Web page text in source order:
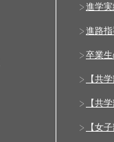
進学
進路
卒業
【共
【共
【女